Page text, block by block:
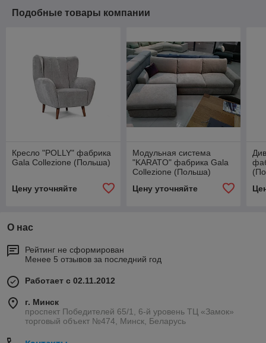
Подобные товары компании
Кресло "POLLY" фабрика
Gala Collezione (Польша)
Цену уточняйте
Модульная система
"KARATO" фабрика Gala
Collezione (Польша)
Цену уточняйте
О нас
Рейтинг не сформирован
Менее 5 отзывов за последний год
Работает с 02.11.2012
г. Минск
проспект Победителей 65/1, 6-й уровень ТЦ «Замок»
торговый объект №474, Минск, Беларусь